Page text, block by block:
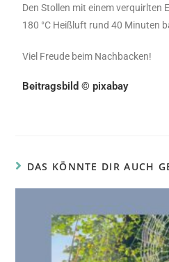
Den Stollen mit einem verquirlten
180 °C Heißluft rund 40 Minuten
Viel Freude beim Nachbacken!
Beitragsbild © pixabay
DAS KÖNNTE DIR AUCH